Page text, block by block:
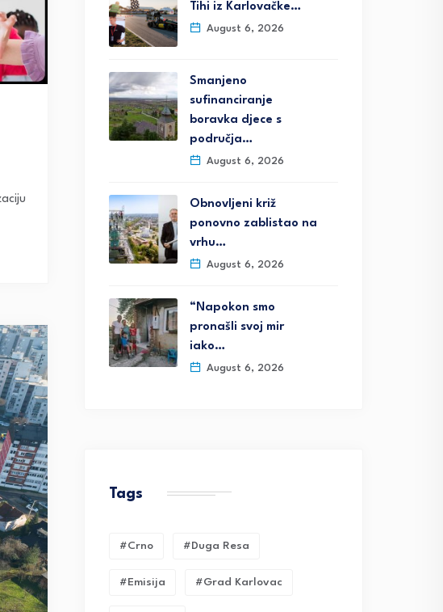
Tihi iz Karlovačke…
August 6, 2026
Smanjeno
sufinanciranje
boravka djece s
područja…
August 6, 2026
Obnovljeni križ
ponovno zablistao na
vrhu…
August 6, 2026
“Napokon smo
pronašli svoj mir
iako…
August 6, 2026
Tags
#crno #duga Resa
#emisija #grad Karlovac